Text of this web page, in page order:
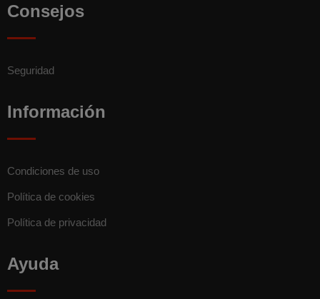
Consejos
Seguridad
Información
Condiciones de uso
Política de cookies
Política de privacidad
Ayuda